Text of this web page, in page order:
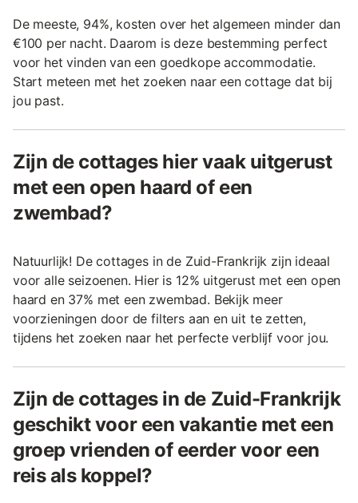
De meeste, 94%, kosten over het algemeen minder dan
€100 per nacht. Daarom is deze bestemming perfect
voor het vinden van een goedkope accommodatie.
Start meteen met het zoeken naar een cottage dat bij
jou past.
Zijn de cottages hier vaak uitgerust
met een open haard of een
zwembad?
Natuurlijk! De cottages in de Zuid-Frankrijk zijn ideaal
voor alle seizoenen. Hier is 12% uitgerust met een open
haard en 37% met een zwembad. Bekijk meer
voorzieningen door de filters aan en uit te zetten,
tijdens het zoeken naar het perfecte verblijf voor jou.
Zijn de cottages in de Zuid-Frankrijk
geschikt voor een vakantie met een
groep vrienden of eerder voor een
reis als koppel?